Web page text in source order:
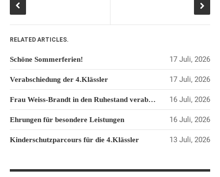
BÜRO
KLASSE 2 MÖLLMANN
KLASSE 3A LANGENEKE
KLASSE 3B BUDEUS
LEITBILD UNSERER
GRUNDSCHULE
SCHULPROGRAMM
GANZTAGSGRUNDSCHULE
RELATED ARTICLES.
Schöne Sommerferien! 17 Juli, 2026
Verabschiedung der 4.Klässler 17 Juli, 2026
Frau Weiss-Brandt in den Ruhestand verabschiedet 16 Juli, 2026
Ehrungen für besondere Leistungen 16 Juli, 2026
Kinderschutzparcours für die 4.Klässler 13 Juli, 2026